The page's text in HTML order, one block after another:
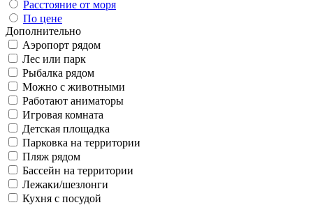
Расстояние от моря
По цене
Дополнительно
Аэропорт рядом
Лес или парк
Рыбалка рядом
Можно с животными
Работают аниматоры
Игровая комната
Детская площадка
Парковка на территории
Пляж рядом
Бассейн на территории
Лежаки/шезлонги
Кухня с посудой